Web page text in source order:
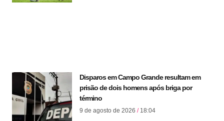
Disparos em Campo Grande resultam em
prisão de dois homens após briga por
término
9 de agosto de 2026 18:04